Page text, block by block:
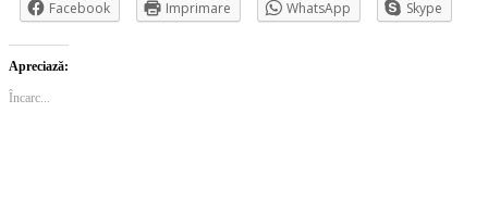
Facebook Imprimare WhatsApp Skype
Apreciază:
Încarc...